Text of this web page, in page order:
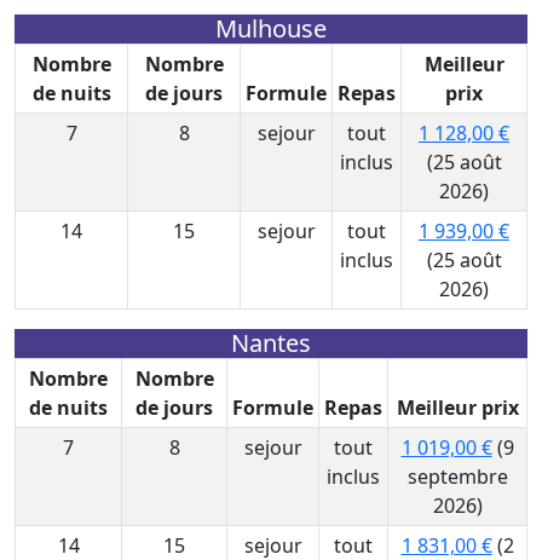
Mulhouse
Nombre
de nuits
Nombre
de jours
Formule Repas
Meilleur
prix
7
8 sejour
tout
inclus
1 128,00 €
(25 août
2026)
14
15 sejour
tout
inclus
1 939,00 €
(25 août
2026)
Nantes
Nombre
de nuits
Nombre
de jours
Formule Repas Meilleur prix
7
8 sejour
tout
inclus
1 019,00 €(9
septembre
2026)
14
15 sejour
tout
1 831,00 €(2